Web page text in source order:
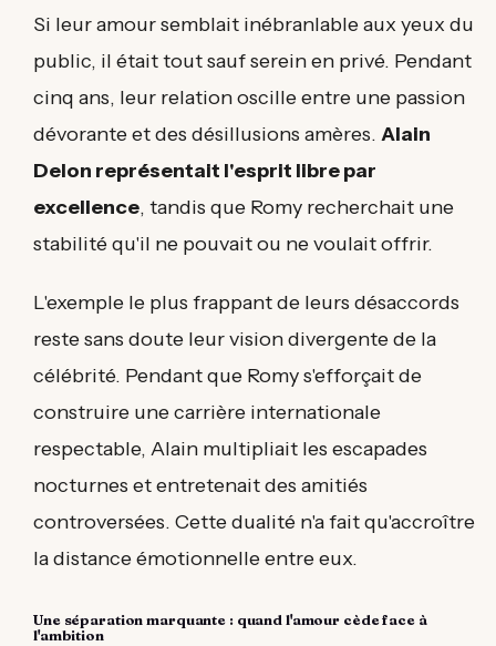
Si leur amour semblait inébranlable aux yeux du
public, il était tout sauf serein en privé. Pendant
cinq ans, leur relation oscille entre une passion
dévorante et des désillusions amères. Alain
Delon représentait l'esprit libre par
excellence, tandis que Romy recherchait une
stabilité qu'il ne pouvait ou ne voulait offrir.
L'exemple le plus frappant de leurs désaccords
reste sans doute leur vision divergente de la
célébrité. Pendant que Romy s'efforçait de
construire une carrière internationale
respectable, Alain multipliait les escapades
nocturnes et entretenait des amitiés
controversées. Cette dualité n'a fait qu'accroître
la distance émotionnelle entre eux.
Une séparation marquante : quand l'amour cède face à
l'ambition